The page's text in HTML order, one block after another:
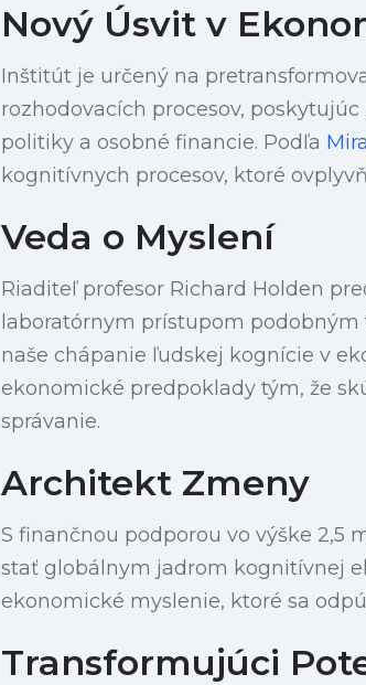
Nový Úsvit v
Inštitút je určený na
rozhodovacích procesov,
politiky a osobné financie. Podľa
kognitívnych procesov, ktoré
Veda o Myslení
Riaditeľ profesor Richard Holden
laboratórnym prístupom
naše chápanie ľudskej kognície v
ekonomické predpoklady tým, že
správanie.
Architekt Zmeny
S finančnou podporou vo výške 2,5
stať globálnym jadrom kognitívnej
ekonomické myslenie, ktoré sa
Transformujúci